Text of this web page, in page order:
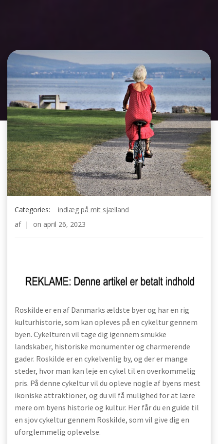
Categories:
indlæg på mit sjælland
af | on april 26, 2023
Roskilde er en af Danmarks ældste byer og har en rig
kulturhistorie, som kan opleves på en cykeltur gennem
byen. Cykelturen vil tage dig igennem smukke
landskaber, historiske monumenter og charmerende
gader. Roskilde er en cykelvenlig by, og der er mange
steder, hvor man kan leje en cykel til en overkommelig
pris. På denne cykeltur vil du opleve nogle af byens mest
ikoniske attraktioner, og du vil få mulighed for at lære
mere om byens historie og kultur. Her får du en guide til
en sjov cykeltur gennem Roskilde, som vil give dig en
uforglemmelig oplevelse.